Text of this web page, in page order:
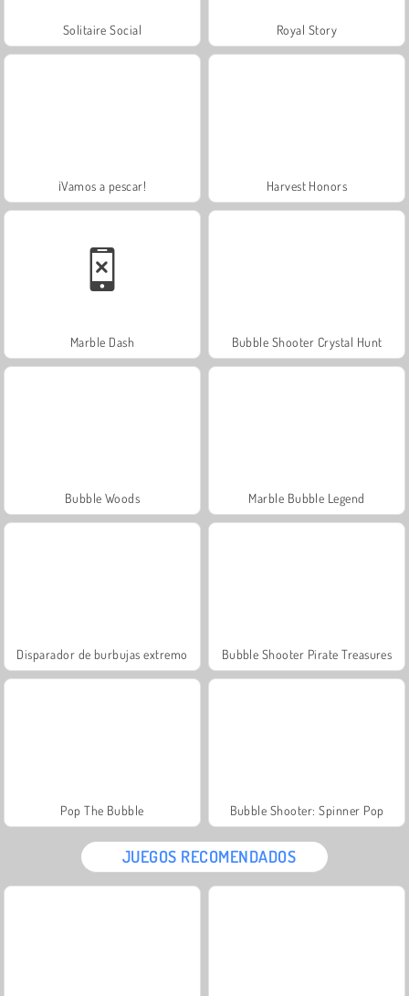
Solitaire Social Royal Story
¡Vamos a pescar! Harvest Honors
Marble Dash Bubble Shooter Crystal Hunt
Bubble Woods Marble Bubble Legend
Disparador de burbujas extremo Bubble Shooter Pirate Treasures
Pop The Bubble Bubble Shooter: Spinner Pop
JUEGOS RECOMENDADOS